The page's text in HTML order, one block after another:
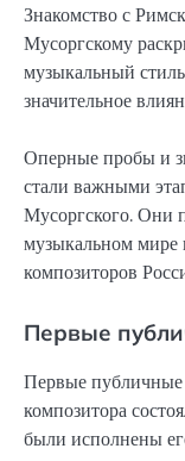
Знакомство с
Мусоргскому
музыкальный
значительное
Оперные пробы и
стали важными
Мусоргского. Они
музыкальном мире
композиторов
Первые
Первые публичные
композитора
были исполнены